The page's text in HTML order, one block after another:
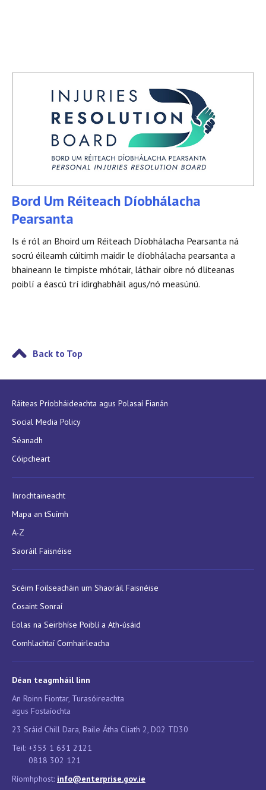
Bord Um Réiteach Díobhálacha
Pearsanta
Is é ról an Bhoird um Réiteach Díobhálacha Pearsanta ná
socrú éileamh cúitimh maidir le díobhálacha pearsanta a
bhaineann le timpiste mhótair, láthair oibre nó dliteanas
poiblí a éascú trí idirghabháil agus/nó measúnú.
Back to Top
Ráiteas Príobháideachta agus Polasaí Fianán
Social Media Policy
Séanadh
Cóipcheart
Inrochtaineacht
Mapa an tSuímh
A-Z
Saoráil Faisnéise
Scéim Foilseacháin um Shaoráil Faisnéise
Cosaint Sonraí
Eolas na Seirbhíse Poiblí a Ath-úsáid
Comhlachtaí Comhairleacha
Déan teagmháil linn
An Roinn Fiontar, Turasóireachta
agus Fostaíochta
23 Sráid Chill Dara, Baile Átha Cliath 2, D02 TD30
Teil: +353 1 631 2121
0818 302 121
Ríomhphost: info@enterprise.gov.ie